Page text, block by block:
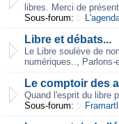
libres. Merci de
Sous-forum:
Libre et débats...
Le Libre soulève de
numériques..,
Le comptoir des
Quand l'esprit du libre
Sous-forum: